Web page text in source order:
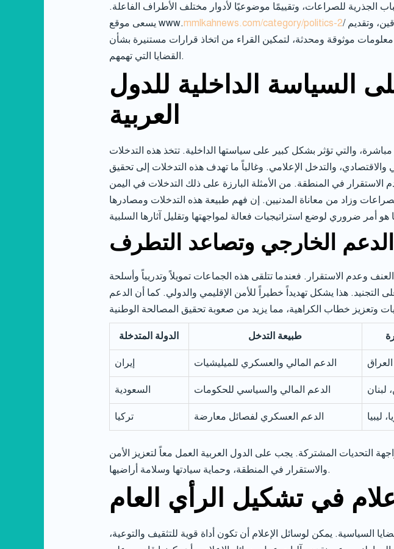
الجذرية للصراعات، وتقييمًا موضوعيًا لأدوار مختلف الأطراف الفاعلة.
يسعى موقع www.mmlkahnews.com/category/politics-2/ إلى توفير هذا التحليل العميق، من خلال استضافة خبراء ومحللين سياسيين مرموقين، وتقديم
موثوقة ومحدثة، لتمكين القراء من اتخاذ قرارات مستنيرة بشأن
القضايا التي تهمهم.
السياسة الداخلية للدول
العربية
والتي تؤثر بشكل كبير على سياستها الداخلية. تتخذ هذه التدخلات
والتدخل الإعلامي. وغالباً ما تهدف هذه التدخلات إلى تحقيق
في المنطقة. من الأمثلة البارزة على ذلك التدخلات في اليمن
وزاد من معاناة المدنيين. إن فهم طبيعة هذه التدخلات ومصادرها
الدعم الخارجي وتصاعد التطرف
وعدم الاستقرار. فعندما تتلقى هذه الجماعات تمويلاً وتدريباً وأسلحة
هذا يشكل تهديداً خطيراً للأمن الإقليمي والدولي. كما أن الدعم
الدولة المتدخلة طبيعة التدخل
إيران الدعم المالي والعسكري للميليشيات
السعودية الدعم المالي والسياسي للحكومات لبنان
تركيا الدعم العسكري لفصائل معارضة ليبيا
التحديات المشتركة. يجب على الدول العربية العمل معاً لتعزيز الأمن
والاستقرار في المنطقة، وحماية سيادتها وسلامة أراضيها.
في تشكيل الرأي العام
السياسية. يمكن لوسائل الإعلام أن تكون أداة قوية للتثقيف والتوعية،